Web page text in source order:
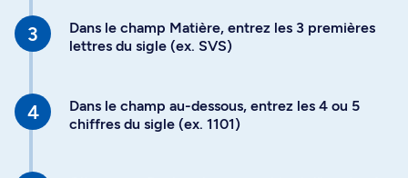
Dans le champ Matière, entrez les 3 premières
lettres du sigle (ex. SVS)
Dans le champ au-dessous, entrez les 4 ou 5
chiffres du sigle (ex. 1101)